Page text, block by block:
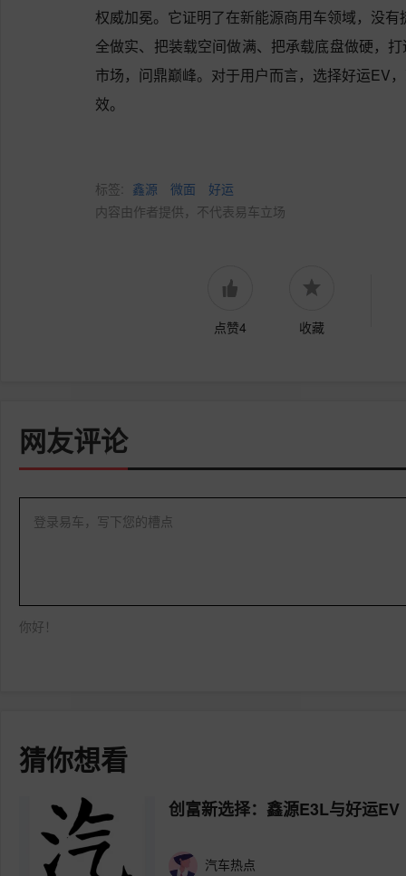
权威加冕。它证明了在新能源商用车领域，没
全做实、把装载空间做满、把承载底盘做硬，
市场，问鼎巅峰。对于用户而言，选择好运EV
效。
标签: 鑫源 微面
好运
内容由作者提供，不代表易车立场
点赞4 收藏
网友评论
登录易车，写下您的槽点
你好！
猜你想看
创富新选择：鑫源E3L与好运EV
汽车热点